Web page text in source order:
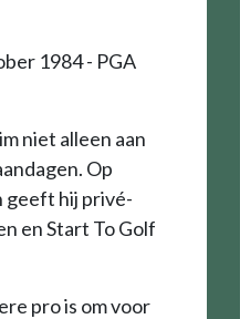
1984 - PGA
niet alleen aan
Op
geeft hij privé-
en Start To Golf
pro is om voor